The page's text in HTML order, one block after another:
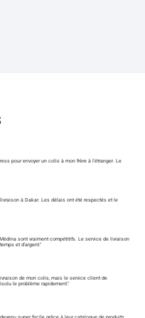
pour envoyer un colis à mon frère à l'étranger. Le
à Dakar. Les délais ont été respectés et le
sont vraiment compétitifs. Le service de livraison
et d'argent."
de mon colis, mais le service client de
le problème rapidement."